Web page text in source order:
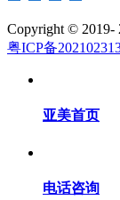
Copyright ©
粤ICP备
亚美首页
电话咨询